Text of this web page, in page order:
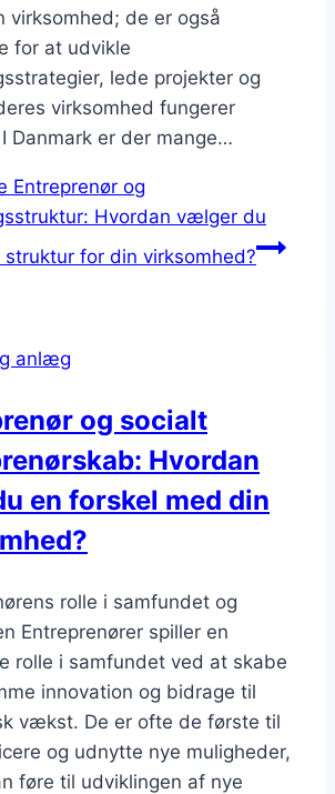
virksomhed; de er også
for at udvikle
lede projekter og
virksomhed fungerer
Danmark er der mange…
Entreprenør og
Hvordan vælger du
for din virksomhed?
anlæg
og socialt
Hvordan
en forskel med din
rolle i samfundet og
Entreprenører spiller en
rolle i samfundet ved at skabe
innovation og bidrage til
vækst. De er ofte de første til
og udnytte nye muligheder,
føre til udviklingen af nye